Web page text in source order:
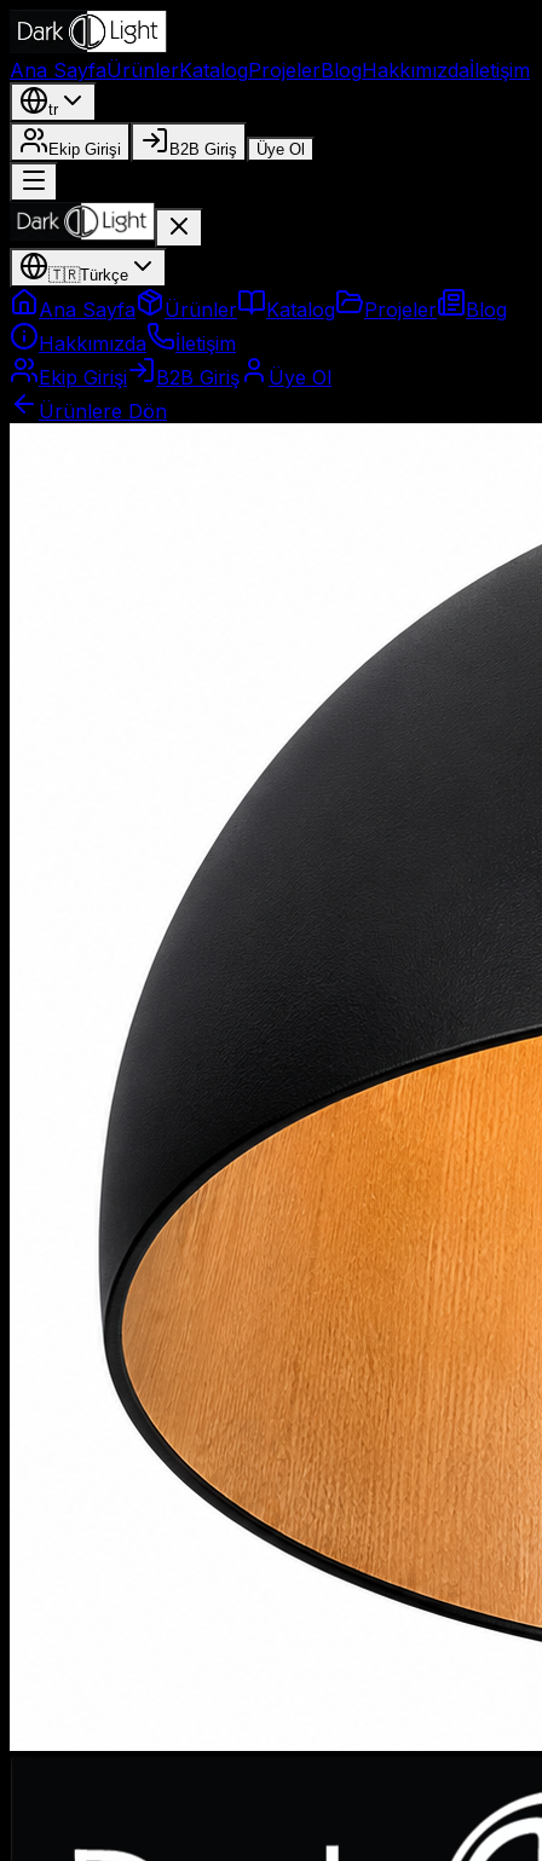
Ana SayfaÜrünlerKatalogProjelerBlogHakkımızdaİletişim
tr
Ekip Girişi B2B Giriş Üye Ol
🇹🇷Türkçe
Ana Sayfa Ürünler Katalog Projeler
Blog
Hakkımızda
İletişim
Ekip Girişi
B2B Giriş
Üye Ol
Ürünlere Dön